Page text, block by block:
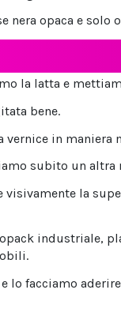
nera opaca e solo
la latta e
bene.
in
subito un altra
la
industriale,
lo facciamo